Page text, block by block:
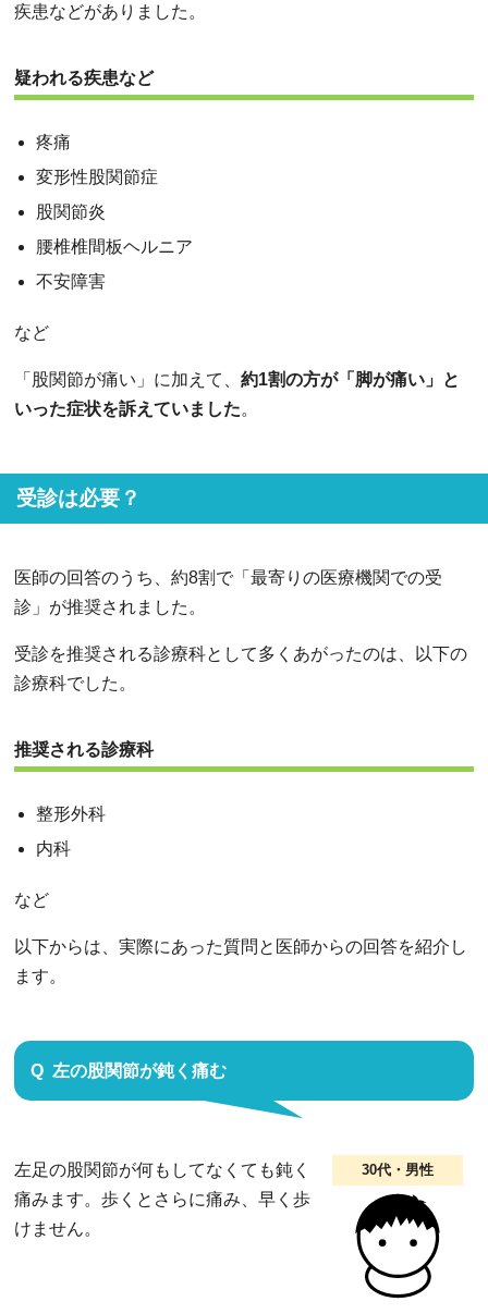
疾患などがありました。
疑われる疾患など
疼痛
変形性股関節症
股関節炎
腰椎椎間板ヘルニア
不安障害
など
「股関節が痛い」に加えて、 約1割の方が「脚が痛い」と
いった症状を訴えていました。
受診は必要？
医師の回答のうち、約8割で「最寄りの医療機関での受
診」が推奨されました。
受診を推奨される診療科として多くあがったのは、以下の
診療科でした。
推奨される診療科
整形外科
内科
など
以下からは、実際にあった質問と医師からの回答を紹介し
ます。
左の股関節が鈍く痛む
30代・男性
左足の股関節が何もしてなくても鈍く
痛みます。歩くとさらに痛み、早く歩
けません。